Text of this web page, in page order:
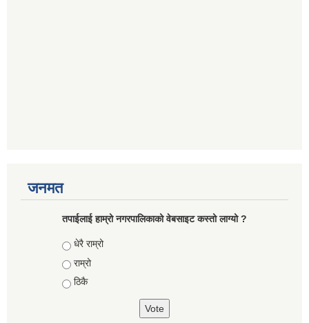
जनमत
तपाईलाई हाम्रो नगरपालिकाको वेबसाइट कस्तो लाग्यो ?
Choices
धेरै राम्रो
राम्रो
ठिकै